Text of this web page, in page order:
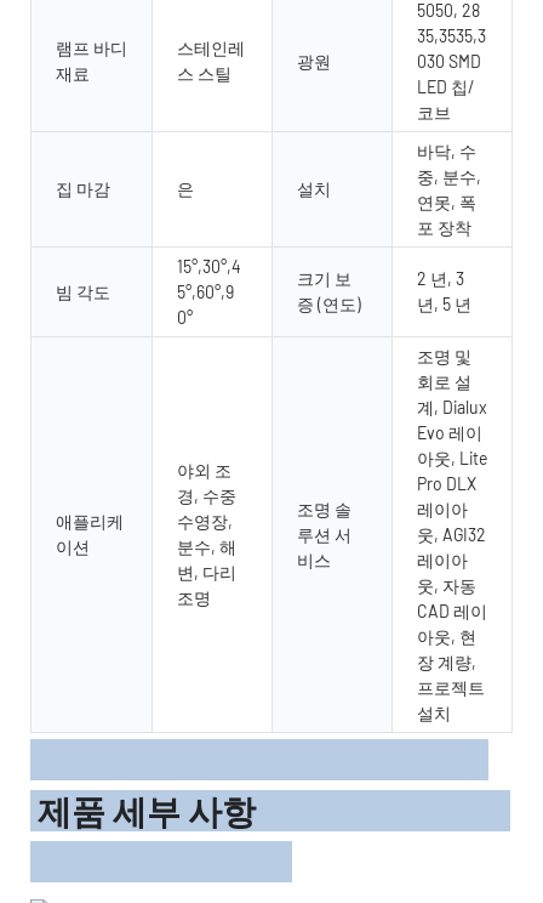
램프 바디
재료
스테인레
스 스틸
광원
5050, 28
35,3535,3
030 SMD
LED 칩/
코브
집 마감 은 설치
바닥, 수
중, 분수,
연못, 폭
포 장착
빔 각도
15°,30°,4
5°,60°,9
0°
크기 보
증 (연도)
2 년, 3
년, 5 년
애플리케
이션
야외 조
경, 수중
수영장,
분수, 해
변, 다리
조명
조명 솔
루션 서
비스
조명 및
회로 설
계, Dialux
Evo 레이
아웃, Lite
Pro DLX
레이아
웃, AGI32
레이아
웃, 자동
CAD 레이
아웃, 현
장 계량,
프로젝트
설치
제품 세부 사항